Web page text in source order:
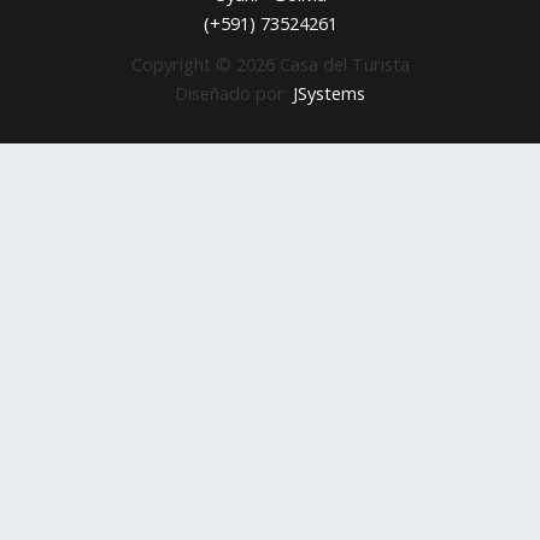
(+591) 73524261
Copyright © 2026 Casa del Turista
Diseñado por: JSystems